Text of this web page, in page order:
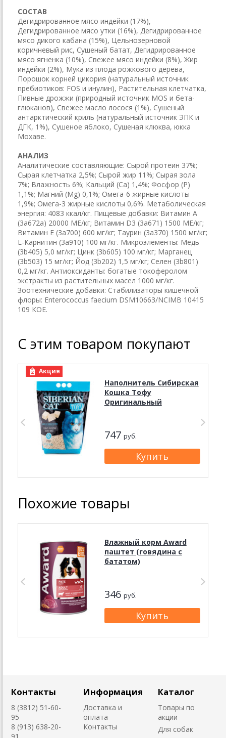
СОСТАВ
Дегидрированное мясо индейки (17%),
Дегидрированное мясо утки (16%), Дегидрированное
мясо дикого кабана (15%), Цельнозерновой
коричневый рис, Сушеный батат, Дегидрированное
мясо ягненка (10%), Свежее мясо индейки (8%), Жир
индейки (2%), Мука из плода рожкового дерева,
Порошок корней цикория (натуральный источник
пребиотиков: FOS и инулин), Растительная клетчатка,
Пивные дрожжи (природный источник MOS и бета-
глюканов), Свежее масло лосося (1%), Сушеный
антарктический криль (натуральный источник ЭПК и
ДГК, 1%), Сушеное яблоко, Сушеная клюква, юкка
Мохаве.
АНАЛИЗ
Аналитические составляющие: Сырой протеин 37%;
Сырая клетчатка 2,5%; Сырой жир 11%; Сырая зола
7%; Влажность 6%; Кальций (Са) 1,4%; Фосфор (P)
1,1%; Магний (Mg) 0,1%; Омега-6 жирные кислоты
1,9%; Омега-3 жирные кислоты 0,6%. Метаболическая
энергия: 4083 ккал/кг. Пищевые добавки: Витамин A
(3a672a) 20000 МЕ/кг; Витамин D3 (3а671) 1500 МЕ/кг;
Витамин Е (3а700) 600 мг/кг; Таурин (3a370) 1500 мг/кг;
L-Карнитин (3a910) 100 мг/кг. Микроэлементы: Медь
(3b405) 5,0 мг/кг; Цинк (3b605) 100 мг/кг; Марганец
(3b503) 15 мг/кг; Йод (3b202) 1,5 мг/кг; Селен (3b801)
0,2 мг/кг. Антиоксиданты: богатые токоферолом
экстракты из растительных масел 1000 мг/кг.
Зоотехнические добавки: Стабилизаторы кишечной
флоры: Enterococcus faecium DSM10663/NCIMB 10415
109 КОЕ.
С этим товаром покупают
Акция
Наполнитель Сибирская
Кошка Тофу
Оригинальный
747 руб.
Похожие товары
Влажный корм Award
паштет (говядина с
бататом)
346 руб.
Контакты
8 (3812) 51-60-
95
8 (913) 638-20-
Информация
Доставка и
оплата
Контакты
Каталог
Товары по
акции
Для собак